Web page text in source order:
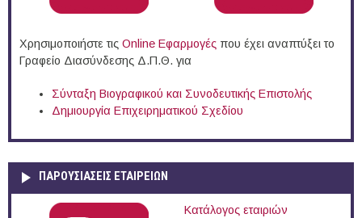
Χρησιμοποιήστε τις Online Eφαρμογές που έχει αναπτύξει το
Γραφείο Διασύνδεσης Δ.Π.Θ. για
Σύνταξη Βιογραφικού και Συνοδευτικής Επιστολής
Δημιουργία Επιχειρηματικού Σχεδίου
ΠΑΡΟΥΣΙΆΣΕΙΣ ΕΤΑΙΡΕΙΏΝ
Κατάλογος εταιριών